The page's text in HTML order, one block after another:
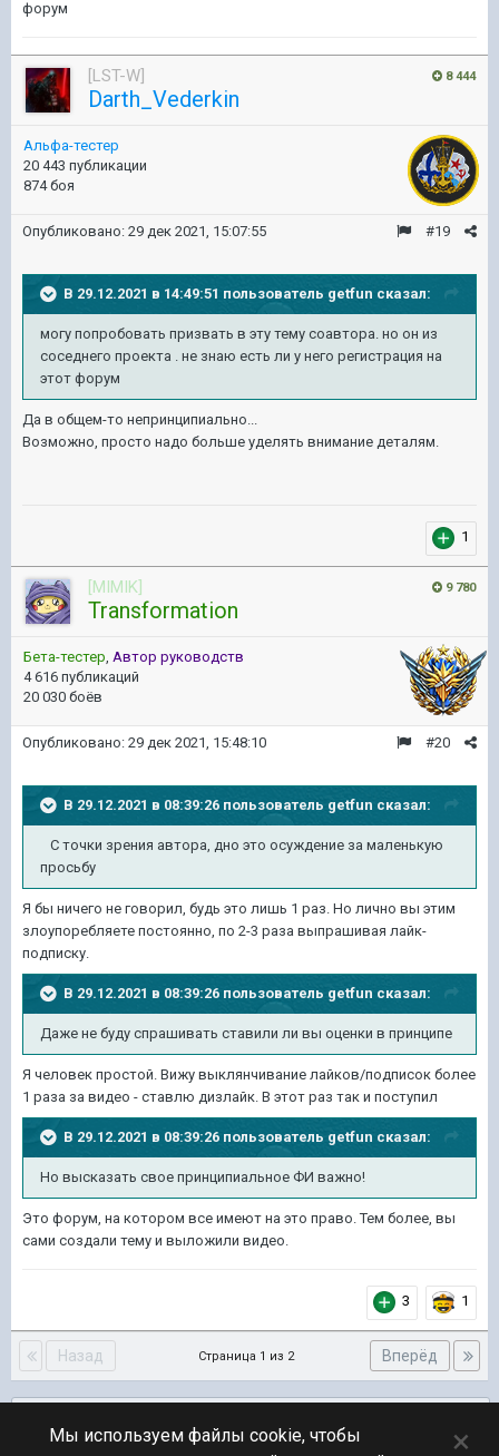
форум
8 444
[LST-W]
Darth_Vederkin
Альфа-тестер
20 443 публикации
874 боя
#19
Опубликовано: 29 дек 2021, 15:07:55
В 29.12.2021 в 14:49:51 пользователь getfun сказал:
могу попробовать призвать в эту тему соавтора. но он из
соседнего проекта . не знаю есть ли у него регистрация на
этот форум
Да в общем-то непринципиально...
Возможно, просто надо больше уделять внимание деталям.
1
9 780
[MIMIK]
Transformation
Бета-тестер Автор руководств
4 616 публикаций
20 030 боёв
#20
Опубликовано: 29 дек 2021, 15:48:10
В 29.12.2021 в 08:39:26 пользователь getfun сказал:
С точки зрения автора, дно это осуждение за маленькую
просьбу
Я бы ничего не говорил, будь это лишь 1 раз. Но лично вы этим
злоупоребляете постоянно, по 2-3 раза выпрашивая лайк-
подписку.
В 29.12.2021 в 08:39:26 пользователь getfun сказал:
Даже не буду спрашивать ставили ли вы оценки в принципе
Я человек простой. Вижу выклянчивание лайков/подписок более
1 раза за видео - ставлю дизлайк. В этот раз так и поступил
В 29.12.2021 в 08:39:26 пользователь getfun сказал:
Но высказать свое принципиальное ФИ важно!
Это форум, на котором все имеют на это право. Тем более, вы
сами создали тему и выложили видео.
3 1
Назад Вперёд
Страница 1 из 2
Мы используем файлы cookie, чтобы
×